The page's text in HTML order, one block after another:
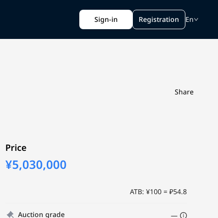
Sign-in Registration En
Share
Price
¥5,030,000
ATB: ¥100 = ₽54.8
Auction grade —